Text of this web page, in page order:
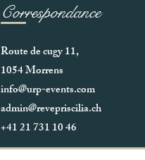
Correspondance
Route de cugy 11,
1054 Morrens
info@urp-events.com
admin@revepriscilia.ch
+41 21 731 10 46